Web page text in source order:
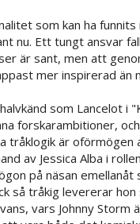
som kan ha
nu. Ett tungt ansvar
är sant, men att
mer inspirerad än
som Lancelot i
forskarambitioner,
tråklogik är
av Jessica Alba i
på näsan
så tråkig levererar
vars Johnny